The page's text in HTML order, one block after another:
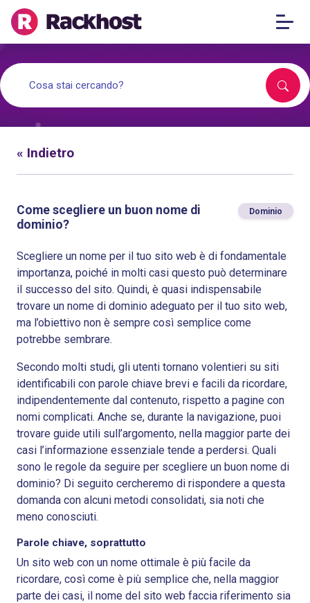
« Indietro
Come scegliere un buon nome di
dominio?
Dominio
Scegliere un nome per il tuo sito web è di fondamentale
importanza, poiché in molti casi questo può determinare
il successo del sito. Quindi, è quasi indispensabile
trovare un nome di dominio adeguato per il tuo sito web,
ma l’obiettivo non è sempre così semplice come
potrebbe sembrare.
Secondo molti studi, gli utenti tornano volentieri su siti
identificabili con parole chiave brevi e facili da ricordare,
indipendentemente dal contenuto, rispetto a pagine con
nomi complicati. Anche se, durante la navigazione, puoi
trovare guide utili sull’argomento, nella maggior parte dei
casi l’informazione essenziale tende a perdersi. Quali
sono le regole da seguire per scegliere un buon nome di
dominio? Di seguito cercheremo di rispondere a questa
domanda con alcuni metodi consolidati, sia noti che
meno conosciuti.
Parole chiave, soprattutto
Un sito web con un nome ottimale è più facile da
ricordare, così come è più semplice che, nella maggior
parte dei casi, il nome del sito web faccia riferimento sia